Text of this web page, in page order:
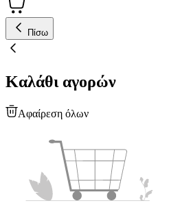
Πίσω
Καλάθι αγορών
Αφαίρεση όλων